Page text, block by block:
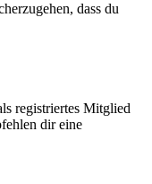
dass du
registriertes Mitglied
dir eine